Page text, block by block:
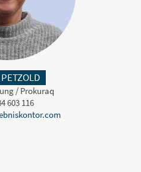
/ Prokuraq
603 116